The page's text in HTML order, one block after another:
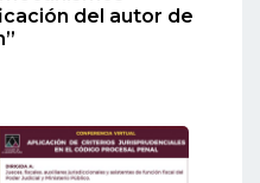
del autor de